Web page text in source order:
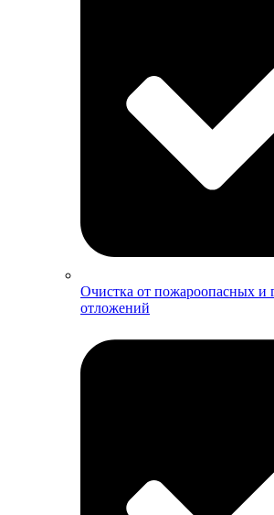
Очистка от пожароопасных и
отложений